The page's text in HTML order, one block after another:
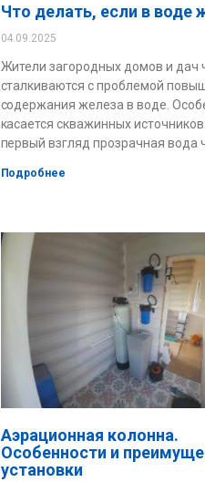
Что делать, если в воде
04.09.2025
Жители загородных домов и дач
сталкиваются с проблемой
содержания железа в воде.
касается скважинных
первый взгляд прозрачная вода
Подробнее
Аэрационная колонна.
Особенности и
установки